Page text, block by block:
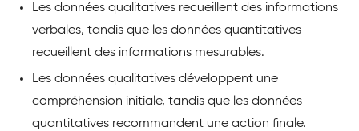
Les données qualitatives recueillent des informations
verbales, tandis que les données quantitatives
recueillent des informations mesurables.
Les données qualitatives développent une
compréhension initiale, tandis que les données
quantitatives recommandent une action finale.